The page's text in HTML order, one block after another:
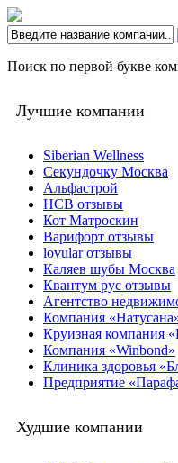
Поиск по первой букве
Лучшие компании
Siberian Wellness
Секундочку Москва
Альфастрой
НСВ отзывы
Кот Матроскин
Варифорт отзывы
lovular отзывы
Каляев шубы Москва
Квантум рус отзывы
Агентство
Компания
Круизная компания
Компания «Winbond»
Клиника здоровья
Предприятие
Худшие компании